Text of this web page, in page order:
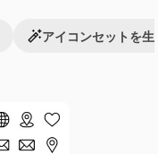
アイコンセットを生